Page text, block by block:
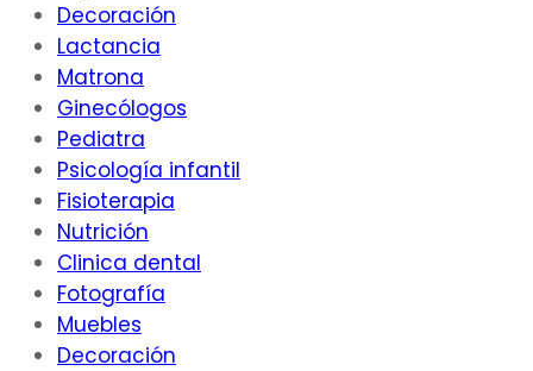
Decoración
Lactancia
Matrona
Ginecólogos
Pediatra
Psicología infantil
Fisioterapia
Nutrición
Clinica dental
Fotografía
Muebles
Decoración